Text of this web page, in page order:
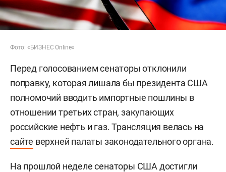
Фото: «БИЗНЕС Online»
Перед голосованием сенаторы отклонили
поправку, которая лишала бы президента США
полномочий вводить импортные пошлины в
отношении третьих стран, закупающих
российские нефть и газ. Трансляция велась на
сайте верхней палаты законодательного органа.
На прошлой неделе сенаторы США достигли